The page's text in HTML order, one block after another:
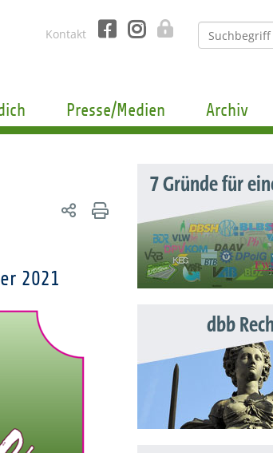
Kontakt
Presse/Medien Archiv
2021
7 Gründe für
dbb